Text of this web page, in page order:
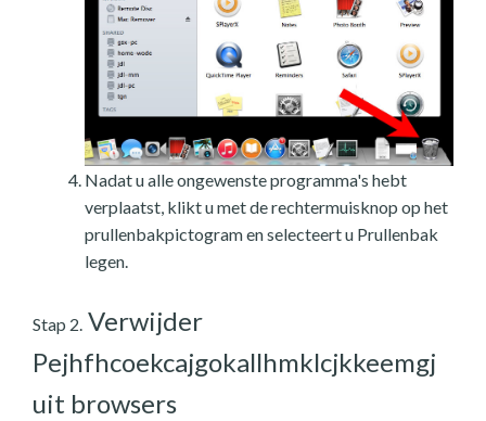
Nadat u alle ongewenste programma's hebt
verplaatst, klikt u met de rechtermuisknop op het
prullenbakpictogram en selecteert u Prullenbak
legen.
Stap 2. Verwijder
Pejhfhcoekcajgokallhmklcjkkeemgj
uit browsers